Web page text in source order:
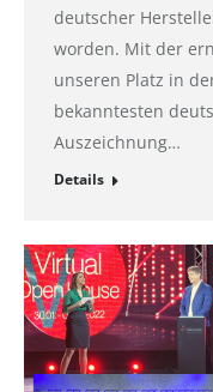
deutscher
worden. Mit der
unseren Platz in
bekanntesten
Auszeichnung…
Details